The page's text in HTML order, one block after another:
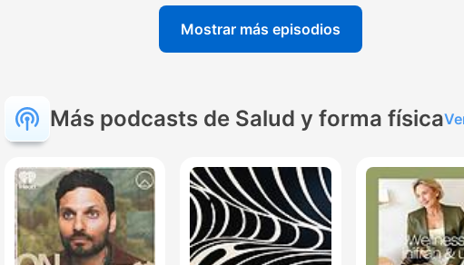
Mostrar más episodios
Más podcasts de Salud y forma física